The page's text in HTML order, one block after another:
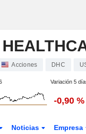
Acciones DHC
Variación 5
-0,90 %
Noticias Empresa